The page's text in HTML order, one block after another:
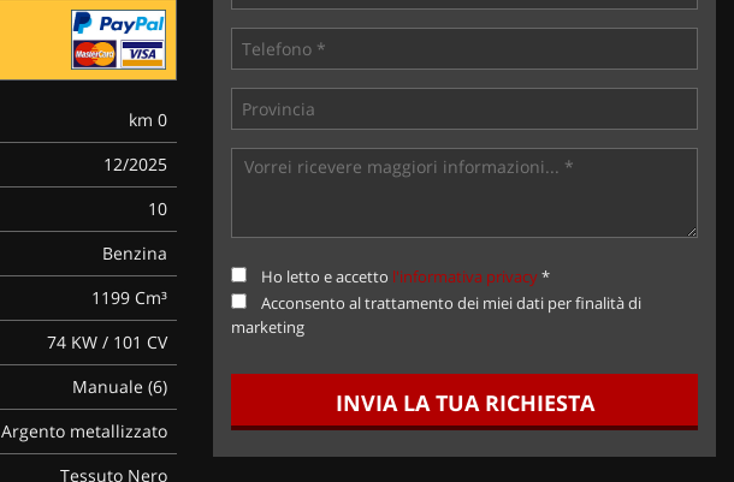
km 0
12/2025
10
Benzina
1199 Cm³
74 KW / 101 CV
Manuale (6)
Argento metallizzato
Tessuto Nero
Ho letto e accetto l'informativa privacy*
Acconsento al trattamento dei miei dati per finalità di
marketing
INVIA LA TUA RICHIESTA